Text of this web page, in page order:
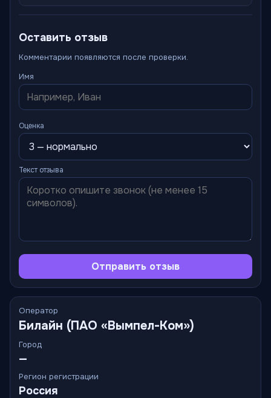
Оставить отзыв
Комментарии появляются после проверки.
Имя
Оценка
Текст отзыва
Отправить отзыв
Оператор
Билайн (ПАО «Вымпел-Ком»)
Город
—
Регион регистрации
Россия